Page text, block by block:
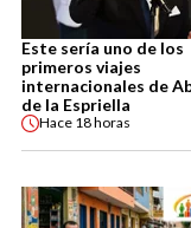
Este sería uno de los
primeros viajes
internacionales de
de la Espriella
Hace 18 horas